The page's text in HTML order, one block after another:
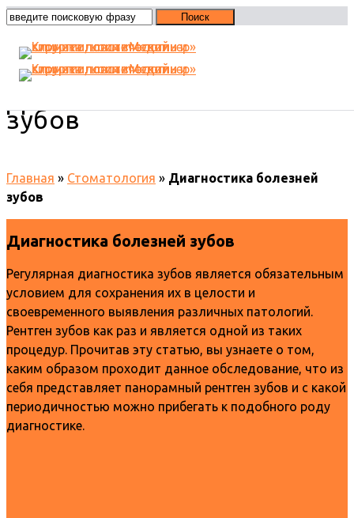
зубов
Главная » Стоматология » Диагностика болезней
зубов
Диагностика болезней зубов
Регулярная диагностика зубов является обязательным
условием для сохранения их в целости и
своевременного выявления различных патологий.
Рентген зубов как раз и является одной из таких
процедур. Прочитав эту статью, вы узнаете о том,
каким образом проходит данное обследование, что из
себя представляет панорамный рентген зубов и с какой
периодичностью можно прибегать к подобного роду
диагностике.